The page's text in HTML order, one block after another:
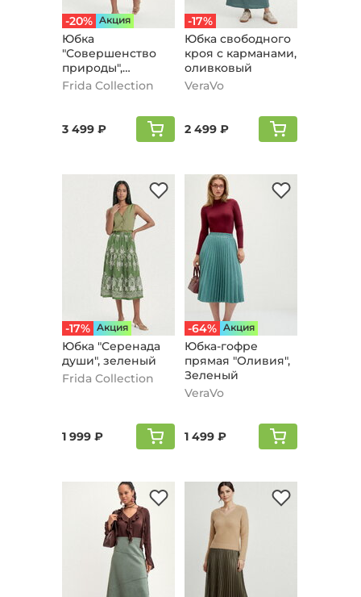
-20% Aкция
Юбка
"Совершенство
природы",
зеленый
Frida Collection
3 499 ₽
-17%
Юбка свободного
кроя с карманами,
оливковый
VeraVo
2 499 ₽
-17% Aкция
Юбка "Серенада
души", зеленый
Frida Collection
1 999 ₽
-64% Aкция
Юбка-гофре
прямая "Оливия",
Зеленый
VeraVo
1 499 ₽